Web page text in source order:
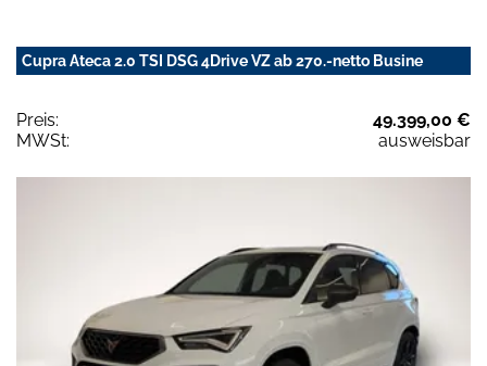
Cupra Ateca 2.0 TSI DSG 4Drive VZ ab 270.-netto Busine
Preis:
49.399,00 €
MWSt:
ausweisbar